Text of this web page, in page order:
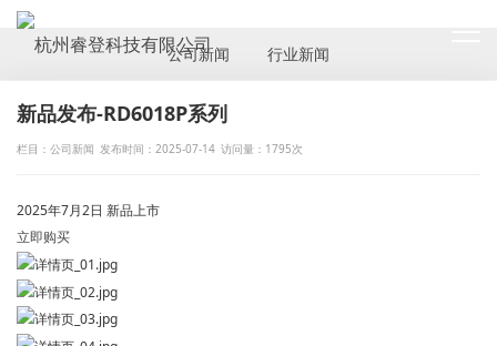
NEWS
公司新闻 行业新闻
新品发布-RD6018P系列
栏目：公司新闻 发布时间：2025-07-14 访问量：1795次
2025年7月2日 新品上市
立即购买